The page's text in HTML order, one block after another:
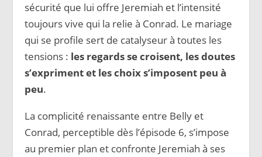
sécurité que lui offre Jeremiah et l’intensité
toujours vive qui la relie à Conrad. Le mariage
qui se profile sert de catalyseur à toutes les
tensions : les regards se croisent, les doutes
s’expriment et les choix s’imposent peu à
peu.
La complicité renaissante entre Belly et
Conrad, perceptible dès l’épisode 6, s’impose
au premier plan et confronte Jeremiah à ses